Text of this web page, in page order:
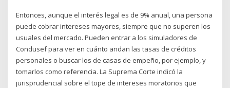
Entonces, aunque el interés legal es de 9% anual, una persona
puede cobrar intereses mayores, siempre que no superen los
usuales del mercado. Pueden entrar a los simuladores de
Condusef para ver en cuánto andan las tasas de créditos
personales o buscar los de casas de empeño, por ejemplo, y
tomarlos como referencia. La Suprema Corte indicó la
jurisprudencial sobre el tope de intereses moratorios que